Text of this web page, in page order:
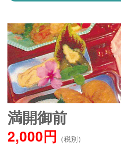
満開御前
2,000円 （税別）